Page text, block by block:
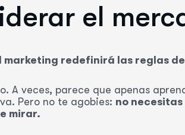
el
marketing redefinirá las reglas
A veces, parece que apenas
Pero no te agobies: no
mirar.